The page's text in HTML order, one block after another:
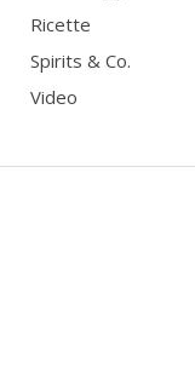
Ricette
Spirits & Co.
Video